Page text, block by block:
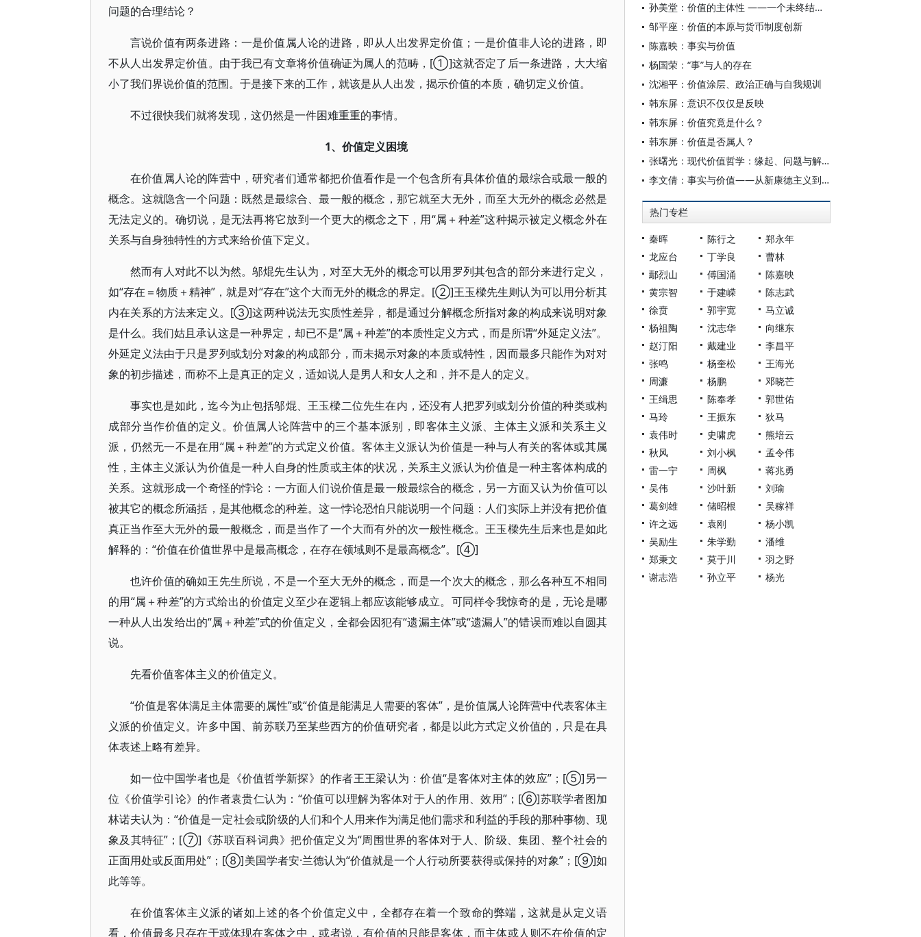
问题的合理结论？
言说价值有两条进路：一是价值属人论的进路，即从人出发界定价值；一是价值非人论的进路，即
不从人出发界定价值。由于我已有文章将价值确证为属人的范畴，[①]这就否定了后一条进路，大大缩
小了我们界说价值的范围。于是接下来的工作，就该是从人出发，揭示价值的本质，确切定义价值。
不过很快我们就将发现，这仍然是一件困难重重的事情。
1、价值定义困境
在价值属人论的阵营中，研究者们通常都把价值看作是一个包含所有具体价值的最综合或最一般的
概念。这就隐含一个问题：既然是最综合、最一般的概念，那它就至大无外，而至大无外的概念必然是
无法定义的。确切说，是无法再将它放到一个更大的概念之下，用“属＋种差”这种揭示被定义概念外在
关系与自身独特性的方式来给价值下定义。
然而有人对此不以为然。邬焜先生认为，对至大无外的概念可以用罗列其包含的部分来进行定义，
如“存在＝物质＋精神”，就是对“存在”这个大而无外的概念的界定。[②]王玉樑先生则认为可以用分析其
内在关系的方法来定义。[③]这两种说法无实质性差异，都是通过分解概念所指对象的构成来说明对象
是什么。我们姑且承认这是一种界定，却已不是“属＋种差”的本质性定义方式，而是所谓“外延定义法”。
外延定义法由于只是罗列或划分对象的构成部分，而未揭示对象的本质或特性，因而最多只能作为对对
象的初步描述，而称不上是真正的定义，适如说人是男人和女人之和，并不是人的定义。
事实也是如此，迄今为止包括邬焜、王玉樑二位先生在内，还没有人把罗列或划分价值的种类或构
成部分当作价值的定义。价值属人论阵营中的三个基本派别，即客体主义派、主体主义派和关系主义
派，仍然无一不是在用“属＋种差”的方式定义价值。客体主义派认为价值是一种与人有关的客体或其属
性，主体主义派认为价值是一种人自身的性质或主体的状况，关系主义派认为价值是一种主客体构成的
关系。这就形成一个奇怪的悖论：一方面人们说价值是最一般最综合的概念，另一方面又认为价值可以
被其它的概念所涵括，是其他概念的种差。这一悖论恐怕只能说明一个问题：人们实际上并没有把价值
真正当作至大无外的最一般概念，而是当作了一个大而有外的次一般性概念。王玉樑先生后来也是如此
解释的：“价值在价值世界中是最高概念，在存在领域则不是最高概念”。[④]
也许价值的确如王先生所说，不是一个至大无外的概念，而是一个次大的概念，那么各种互不相同
的用“属＋种差”的方式给出的价值定义至少在逻辑上都应该能够成立。可同样令我惊奇的是，无论是哪
一种从人出发给出的“属＋种差”式的价值定义，全都会因犯有“遗漏主体”或“遗漏人”的错误而难以自圆其
说。
先看价值客体主义的价值定义。
“价值是客体满足主体需要的属性”或“价值是能满足人需要的客体”，是价值属人论阵营中代表客体主
义派的价值定义。许多中国、前苏联乃至某些西方的价值研究者，都是以此方式定义价值的，只是在具
体表述上略有差异。
如一位中国学者也是《价值哲学新探》的作者王王梁认为：价值“是客体对主体的效应”；[⑤]另一
位《价值学引论》的作者袁贵仁认为：“价值可以理解为客体对于人的作用、效用”；[⑥]苏联学者图加
林诺夫认为：“价值是一定社会或阶级的人们和个人用来作为满足他们需求和利益的手段的那种事物、现
象及其特征”；[⑦]《苏联百科词典》把价值定义为“周围世界的客体对于人、阶级、集团、整个社会的
正面用处或反面用处”；[⑧]美国学者安·兰德认为“价值就是一个人行动所要获得或保持的对象”；[⑨]如
此等等。
在价值客体主义派的诸如上述的各个价值定义中，全都存在着一个致命的弊端，这就是从定义语
看，价值最多只存在于或体现在客体之中，或者说，有价值的只能是客体，而主体或人则不在价值的定
孙美堂：价值的主体性 ——一个未终结的问题
邹平座：价值的本原与货币制度创新
陈嘉映：事实与价值
杨国荣：“事”与人的存在
沈湘平：价值涂层、政治正确与自我规训
韩东屏：意识不仅仅是反映
韩东屏：价值究竟是什么？
韩东屏：价值是否属人？
张曙光：现代价值哲学：缘起、问题与解析
李文倩：事实与价值——从新康德主义到维特根斯坦
热门专栏
秦晖 陈行之
郑永年
龙应台
丁学良
曹林
鄢烈山
傅国涌
陈嘉映
黄宗智
于建嵘
陈志武
徐贲
郭宇宽
马立诚
杨祖陶
沈志华
向继东
赵汀阳
戴建业
李昌平
张鸣
杨奎松
王海光
周濂
杨鹏
邓晓芒
王缉思
陈奉孝
郭世佑
马玲
王振东
狄马
袁伟时
史啸虎
熊培云
秋风
刘小枫
孟令伟
雷一宁
周枫
蒋兆勇
吴伟
沙叶新
刘瑜
葛剑雄
储昭根
吴稼祥
许之远
袁刚
杨小凯
吴励生
朱学勤
潘维
郑秉文
莫于川
羽之野
谢志浩
孙立平 杨光